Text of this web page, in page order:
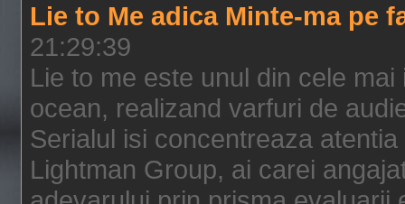
Lie to Me adica Minte-ma pe
21:29:39
Lie to me este unul din cele
ocean, realizand varfuri de
Serialul isi concentreaza
Lightman Group, ai carei